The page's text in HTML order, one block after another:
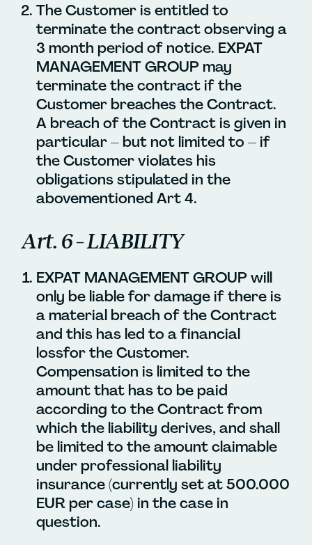
The Customer is entitled to
terminate the contract observing a
3 month period of notice. EXPAT
MANAGEMENT GROUP may
terminate the contract if the
Customer breaches the Contract.
A breach of the Contract is given in
particular – but not limited to – if
the Customer violates his
obligations stipulated in the
abovementioned Art 4.
Art. 6 – LIABILITY
EXPAT MANAGEMENT GROUP will
only be liable for damage if there is
a material breach of the Contract
and this has led to a financial
lossfor the Customer.
Compensation is limited to the
amount that has to be paid
according to the Contract from
which the liability derives, and shall
be limited to the amount claimable
under professional liability
insurance (currently set at 500.000
EUR per case) in the case in
question.